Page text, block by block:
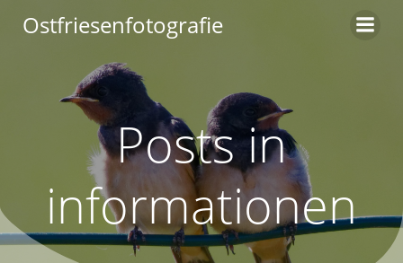
Inhalt
Ostfriesenfotografie
Posts in
informationen